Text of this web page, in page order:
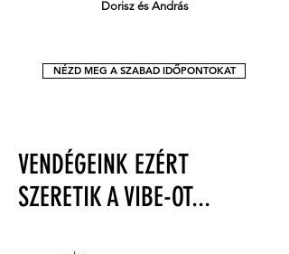
Dorisz és András
NÉZD MEG A SZABAD IDŐPONTOKAT
VENDÉGEINK EZÉRT
SZERETIK A VIBE-OT...